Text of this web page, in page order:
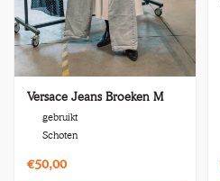
Versace Jeans Broeken M
gebruikt
Schoten
€50,00